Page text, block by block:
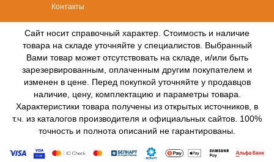
Контакты
Сайт носит справочный характер. Стоимость и наличие
товара на складе уточняйте у специалистов. Выбранный
Вами товар может отсутствовать на складе, и/или быть
зарезервированным, оплаченным другим покупателем и
изменен в цене. Перед покупкой уточняйте у продавцов
наличие, цену, комплектацию и параметры товара.
Характеристики товара получены из открытых источников, в
т.ч. из каталогов производителя и официальных сайтов. 100%
точность и полнота описаний не гарантированы.